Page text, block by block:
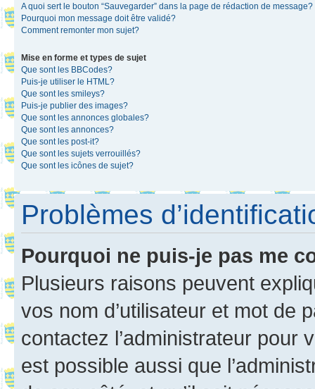
A quoi sert le bouton “Sauvegarder” dans la page de rédaction de message?
Pourquoi mon message doit être validé?
Comment remonter mon sujet?
Mise en forme et types de sujet
Que sont les BBCodes?
Puis-je utiliser le HTML?
Que sont les smileys?
Puis-je publier des images?
Que sont les annonces globales?
Que sont les annonces?
Que sont les post-it?
Que sont les sujets verrouillés?
Que sont les icônes de sujet?
Problèmes
Pourquoi ne puis-je pas me
Plusieurs raisons peuvent
vos nom d’utilisateur et mot de
contactez l’administrateur pour
est possible aussi que